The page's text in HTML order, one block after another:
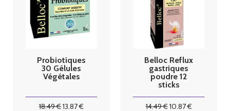
Probiotiques
30 Gélules
Végétales
18.49€13.87€
Belloc Reflux
gastriques
poudre 12
sticks
14.49€10.87€